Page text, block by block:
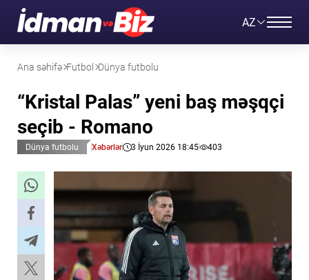
AZ
Ana səhifə Futbol Dünya futbolu
“Kristal Palas” yeni baş məşqçi
seçib - Romano
Dünya futbolu Xəbərlər 3 İyun 2026 18:45 403